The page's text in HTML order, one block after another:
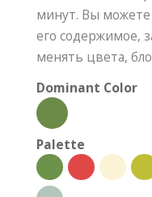
минут. Вы
его содержимое,
менять цвета,
Dominant Color
Palette